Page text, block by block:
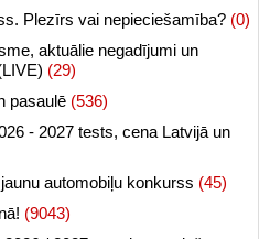
Plezīrs vai nepieciešamība? (0)
aktuālie negadījumi un
(29)
pasaulē (536)
- 2027 tests, cena Latvijā un
automobiļu konkurss (45)
(9043)